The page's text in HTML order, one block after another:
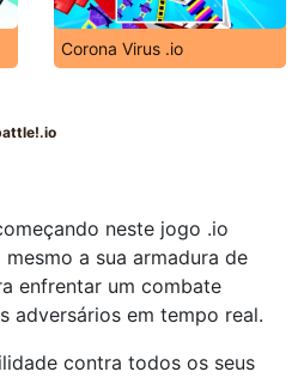
Corona Virus .io
neste jogo .io
a sua armadura de
enfrentar um combate
adversários em tempo real.
contra todos os seus